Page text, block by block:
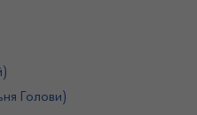
Голови)